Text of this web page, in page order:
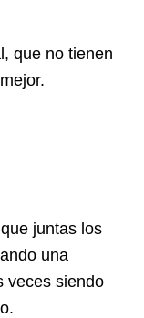
que no tienen
juntas los
una
veces siendo